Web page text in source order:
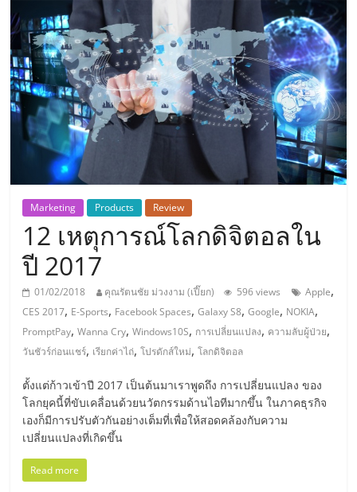
แห่ง
ประเทศไทย,
ThaiSMEsCenter,
รวม
ธุรกิจ
เอ
ส
เอ็
มอี
ไทย,
SMEs,
Marketing Products Review
12 เหตุการณ์โลกดิจิตอลใน
ปี 2017
01/02/2018 คุณรัตนชัย ม่วงงาม (เปี๊ยก) 596 views Apple,
CES 2017, E-Sports, Facebook Spaces,Galaxy S8,Google, NOKIA,
PromptPay,Wanna Cry,Windows10S, การเปลี่ยนแปลง, ความลับผู้ป่วย,
วันชัวร์ก่อนแชร์, เรียกค่าไถ่,โปรดักส์ใหม่,โลกดิจิตอล
ตั้งแต่ก้าวเข้าปี 2017 เป็นต้นมาเราพูดถึง การเปลี่ยนแปลง ของ
โลกยุคนี้ที่ขับเคลื่อนด้วยนวัตกรรมด้านไอทีมากขึ้น ในภาคธุรกิจ
เองก็มีการปรับตัวกันอย่างเต็มที่เพื่อให้สอดคล้องกับความ
เปลี่ยนแปลงที่เกิดขึ้น
Read more